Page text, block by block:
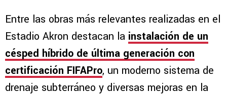
Entre las obras más relevantes realizadas en el
Estadio Akron destacan la instalación de un
césped híbrido de última generación con
certificación FIFAPro, un moderno sistema de
drenaje subterráneo y diversas mejoras en la